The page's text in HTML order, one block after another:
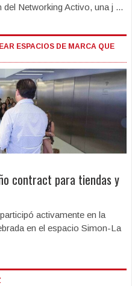
Networking Activo, una j ...
ESPACIOS DE MARCA QUE
contract para tiendas y
activamente en la
en el espacio Simon-La